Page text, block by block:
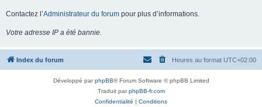
e
Contactez l’Administrateur du forum pour plus d’informations.
Votre adresse IP a été bannie.
Index du forum Heures au format UTC+02:00
Développé parphpBB® Forum Software © phpBB Limited
Traduit parphpBB-fr.com
Confidentialité | Conditions